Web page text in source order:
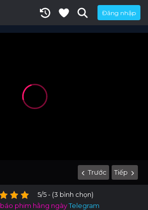
Đăng nhập
Trước Tiếp
5/5 - (3 bình chọn)
phim hằng ngàyTelegram